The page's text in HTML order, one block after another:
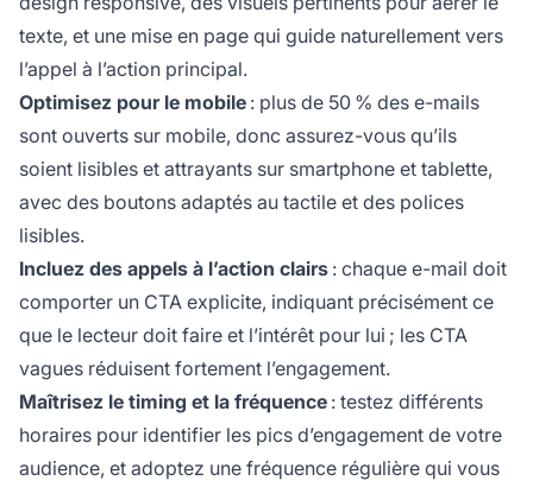
texte, et une mise en page qui guide naturellement vers
l’appel à l’action principal.
Optimisez pour le mobile : plus de 50 % des e-mails
sont ouverts sur mobile, donc assurez-vous qu’ils
soient lisibles et attrayants sur smartphone et tablette,
avec des boutons adaptés au tactile et des polices
lisibles.
Incluez des appels à l’action clairs : chaque e-mail doit
comporter un CTA explicite, indiquant précisément ce
que le lecteur doit faire et l’intérêt pour lui ; les CTA
vagues réduisent fortement l’engagement.
Maîtrisez le timing et la fréquence : testez différents
horaires pour identifier les pics d’engagement de votre
audience, et adoptez une fréquence régulière qui vous